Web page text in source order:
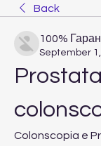
Back
100%
September
Colonscopia e